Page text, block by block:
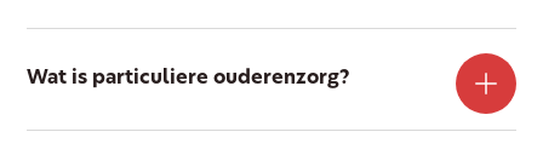
Wat is particuliere ouderenzorg?